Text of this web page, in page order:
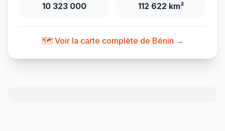
10 323 000 112 622 km²
🗺️ Voir la carte complète de Bénin →